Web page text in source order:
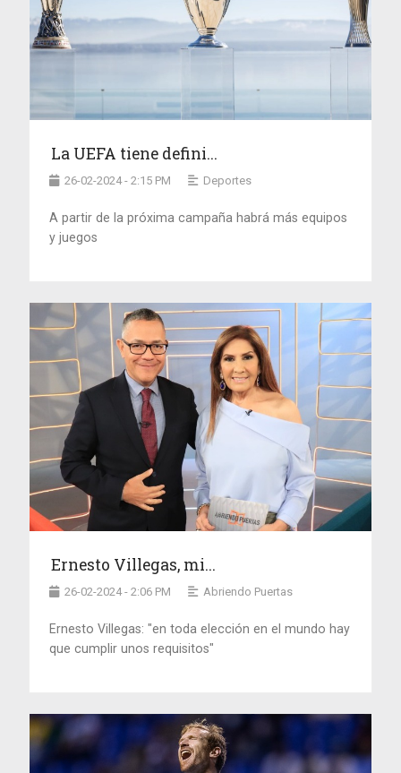
La UEFA tiene defini...
26-02-2024 - 2:15 PM Deportes
A partir de la próxima campaña habrá más equipos
y juegos
Ernesto Villegas, mi...
26-02-2024 - 2:06 PM Abriendo Puertas
Ernesto Villegas: "en toda elección en el mundo hay
que cumplir unos requisitos"